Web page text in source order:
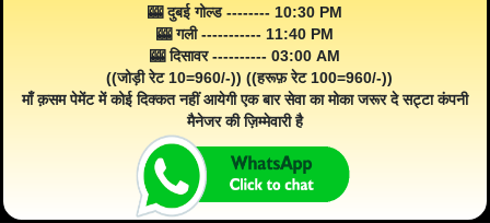
🎰 दुबई गोल्ड -------- 10:30 PM
🎰 गली ----------- 11:40 PM
🎰 दिसावर ---------- 03:00 AM
((जोड़ी रेट 10=960/-)) ((हरूफ़ रेट 100=960/-))
माँ क़सम पेमेंट में कोई दिक्कत नहीं आयेगी एक बार सेवा का मोका जरूर दे सट्टा कंपनी
मैनेजर की ज़िम्मेवारी है